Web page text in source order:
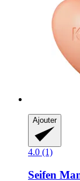
Ajouter
4.0 (1)
Seifen